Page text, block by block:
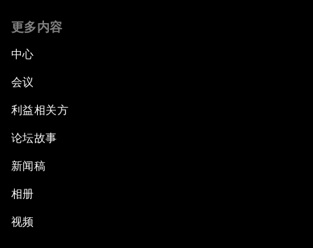
更多内容
中心
会议
利益相关方
论坛故事
新闻稿
相册
视频